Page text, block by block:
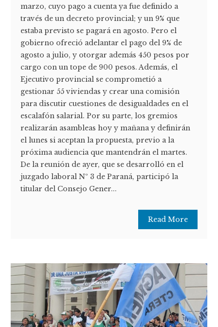
marzo, cuyo pago a cuenta ya fue definido a
través de un decreto provincial; y un 9% que
estaba previsto se pagará en agosto. Pero el
gobierno ofreció adelantar el pago del 9% de
agosto a julio, y otorgar además 450 pesos por
cargo con un tope de 900 pesos. Además, el
Ejecutivo provincial se comprometió a
gestionar 55 viviendas y crear una comisión
para discutir cuestiones de desigualdades en el
escalafón salarial. Por su parte, los gremios
realizarán asambleas hoy y mañana y definirán
el lunes si aceptan la propuesta, previo a la
próxima audiencia que mantendrán el martes.
De la reunión de ayer, que se desarrolló en el
juzgado laboral Nº 3 de Paraná, participó la
titular del Consejo Gener...
Read More